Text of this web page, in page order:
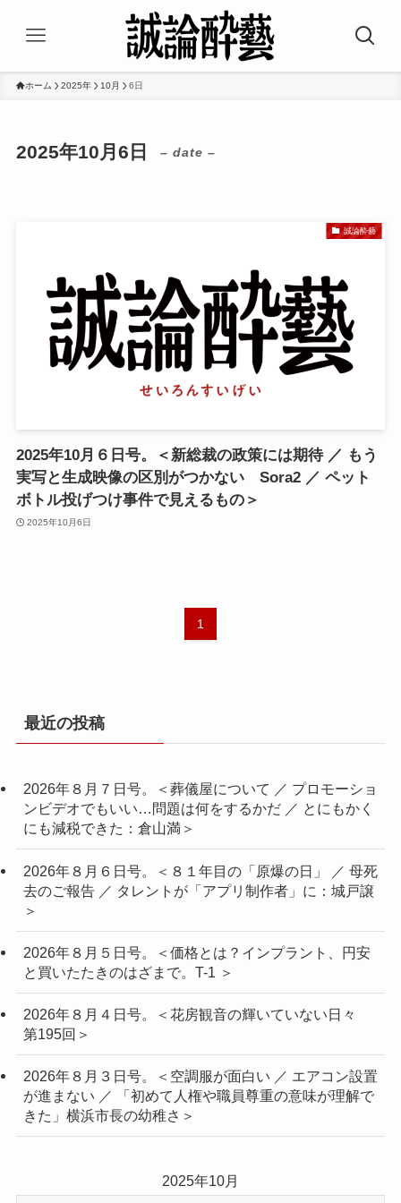
ホーム 2025年 10月 6日
2025年10月6日 – date –
誠論酔藝
2025年10月６日号。＜新総裁の政策には期待 ／ もう
実写と生成映像の区別がつかない Sora2 ／ ペット
ボトル投げつけ事件で見えるもの＞
2025年10月6日
1
最近の投稿
2026年８月７日号。＜葬儀屋について ／ プロモーショ
ンビデオでもいい…問題は何をするかだ ／ とにもかく
にも減税できた：倉山満＞
2026年８月６日号。＜８１年目の「原爆の日」 ／ 母死
去のご報告 ／ タレントが「アプリ制作者」に：城戸譲
＞
2026年８月５日号。＜価格とは？インプラント、円安
と買いたたきのはざまで。T-1 ＞
2026年８月４日号。＜花房観音の輝いていない日々
第195回＞
2026年８月３日号。＜空調服が面白い ／ エアコン設置
が進まない ／ 「初めて人権や職員尊重の意味が理解で
きた」横浜市長の幼稚さ＞
2025年10月